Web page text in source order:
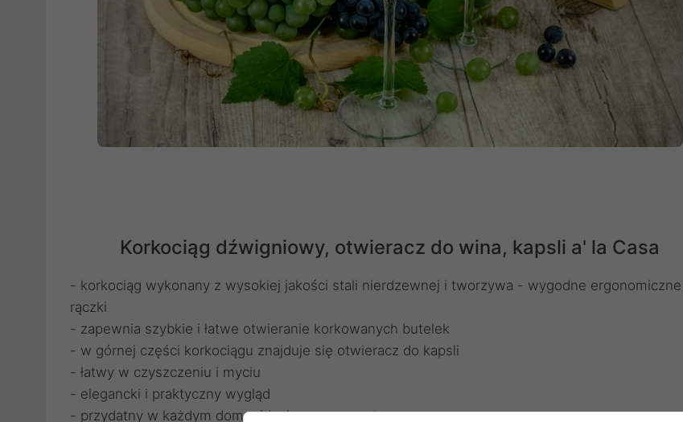
Korkociąg dźwigniowy, otwieracz do wina, kapsli a' la Casa
- korkociąg wykonany z wysokiej jakości stali nierdzewnej i tworzywa - wygodne ergonomiczne
rączki
- zapewnia szybkie i łatwe otwieranie korkowanych butelek
- w górnej części korkociągu znajduje się otwieracz do kapsli
- łatwy w czyszczeniu i myciu
- elegancki i praktyczny wygląd
- przydatny w każdym domu, idealny na prezent